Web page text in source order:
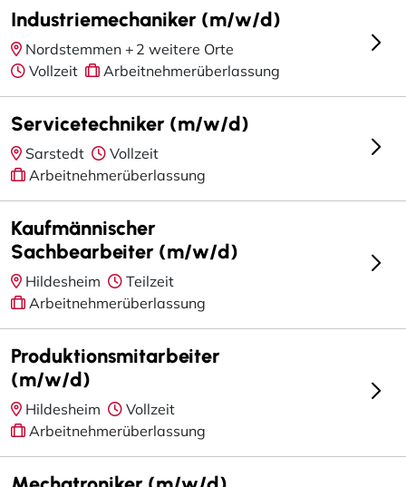
Industriemechaniker (m/w/d)
Nordstemmen + 2 weitere Orte
Vollzeit
Arbeitnehmerüberlassung
Servicetechniker (m/w/d)
Sarstedt
Vollzeit
Arbeitnehmerüberlassung
Kaufmännischer
Sachbearbeiter (m/w/d)
Hildesheim
Teilzeit
Arbeitnehmerüberlassung
Produktionsmitarbeiter
(m/w/d)
Hildesheim
Vollzeit
Arbeitnehmerüberlassung